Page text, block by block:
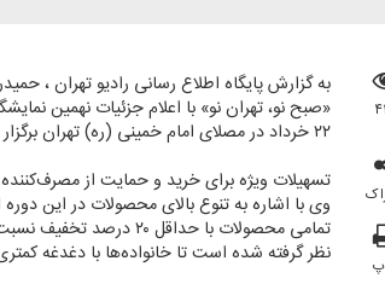
به گزارش پایگاه اطلاع رسانی رادیو تهران ،
۲۲ خرداد در مصلای امام خمینی (ره) تهران برگزار خواهد شد. درهای نمایشگاه در این ایام از ساعت ۱۵ تا ۲۲ به‌روی بازدیدكنندگان باز است.
تسهیلات ویژه برای خرید و حمایت از مصرف‌كننده
تمامی محصولات با
نظر گرفته شده است تا خانواده‌ها با دغدغه